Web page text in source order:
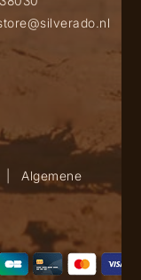
Algemene